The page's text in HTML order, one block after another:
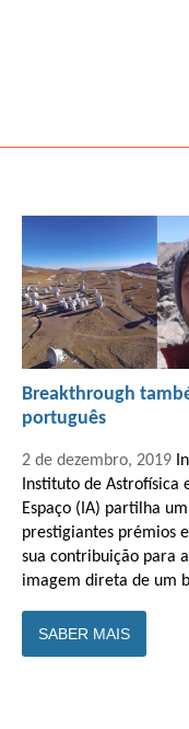
Breakthrough
português
2 de dezembro, 2019
Instituto de Astrofísica
Espaço (IA) partilha
prestigiantes prémios
sua contribuição para
imagem direta de um
SABER MAIS